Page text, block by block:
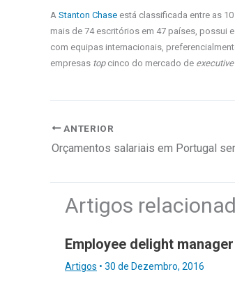
A Stanton Chase está classificada entre as
mais de 74 escritórios em 47 países, possui
com equipas internacionais,
empresas topcinco do mercado de
ANTERIOR
Artigos
Employee delight manager
Artigos • 30 de Dezembro, 2016